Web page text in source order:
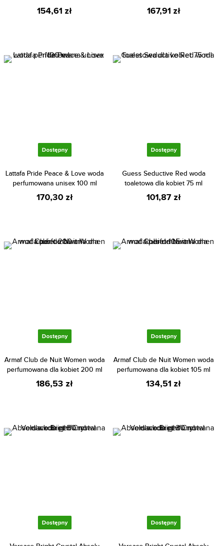
154,61 zł 167,91 zł
Dostępny
Lattafa Pride Peace & Love woda
perfumowana unisex 100 ml
170,30 zł
Dostępny
Guess Seductive Red woda
toaletowa dla kobiet 75 ml
101,87 zł
Dostępny
Armaf Club de Nuit Women woda
perfumowana dla kobiet 200 ml
186,53 zł
Dostępny
Armaf Club de Nuit Women woda
perfumowana dla kobiet 105 ml
134,51 zł
Dostępny Dostępny